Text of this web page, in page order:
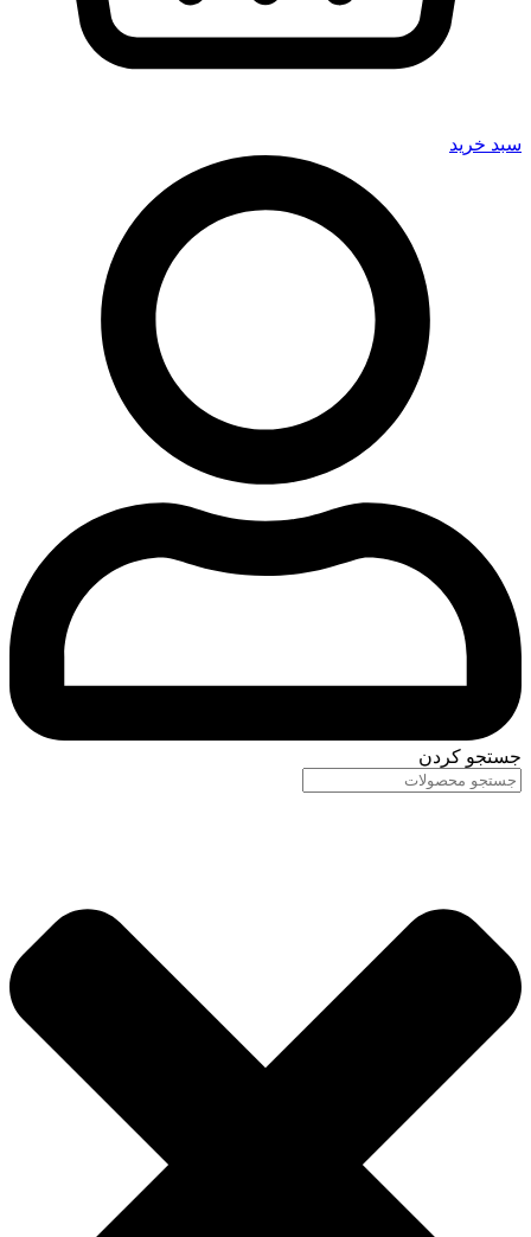
سبد خرید
جستجو کردن